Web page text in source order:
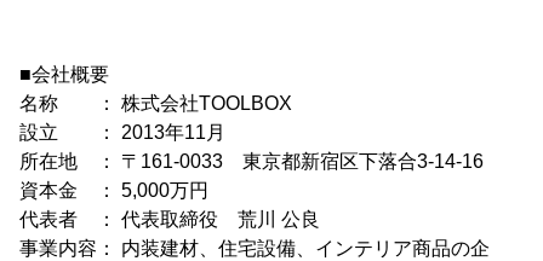
■会社概要
名称 ： 株式会社TOOLBOX
設立 ： 2013年11月
所在地 ： 〒161-0033 東京都新宿区下落合3-14-16
資本金 ： 5,000万円
代表者 ： 代表取締役 荒川 公良
事業内容： 内装建材、住宅設備、インテリア商品の企